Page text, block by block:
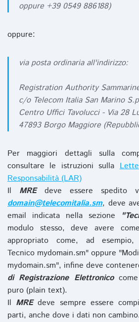
oppure +39 0549 886188)
oppure:
via posta ordinaria all'indirizzo:
Registration Authority
c/o Telecom Italia San Marino
Centro Uffici Tavolucci - Via 28
47893 Borgo Maggiore
Per maggiori dettagli sulla
consultare le istruzioni sulla
Responsabilità (LAR)
Il MREdeve essere spedito
domain@telecomitalia.sm, deve
email indicata nella sezione
modulo stesso, deve avere
appropriato come, ad
Tecnico mydomain.sm" oppure
mydomain.sm", infine deve
di Registrazione Elettronicocome
puro (plain text).
Il MREdeve sempre essere
parti, anche dove i dati non cambino.